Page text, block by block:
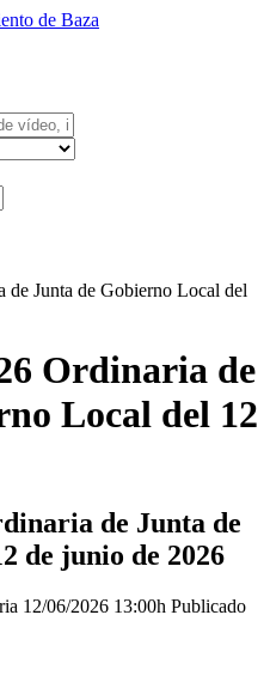
de Junta de Gobierno Local del
Ordinaria de
Local del 12
de Junta de
de junio de 2026
12/06/2026 13:00h Publicado